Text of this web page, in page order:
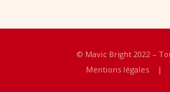
© Mavic Bright 2022 –
Mentions légales |